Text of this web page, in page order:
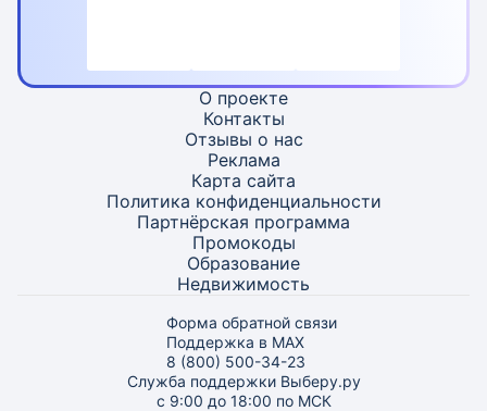
О проекте
Контакты
Отзывы о нас
Реклама
Карта сайта
Политика конфиденциальности
Партнёрская программа
Промокоды
Образование
Недвижимость
Форма обратной связи
Поддержка в MAX
8 (800) 500-34-23
Служба поддержки Выберу.ру
с 9:00 до 18:00 по МСК